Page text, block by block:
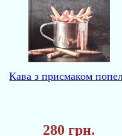
Кава з присмаком
280 грн.